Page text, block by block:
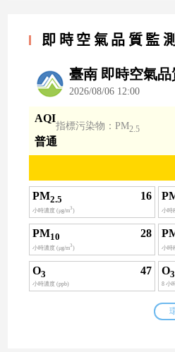
即時空氣品質監測